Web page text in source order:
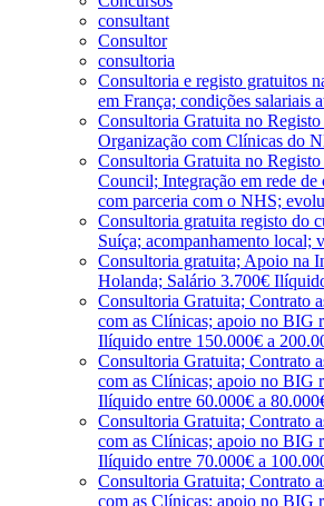
consultant
Consultor
consultoria
Consultoria e registo gratuitos
em França; condições salariais
Consultoria Gratuita no
Organização com Clínicas do
Consultoria Gratuita no
Council; Integração em rede
com parceria com o NHS;
Consultoria gratuita registo do
Suíça; acompanhamento local;
Consultoria gratuita; Apoio na
Holanda; Salário 3.700€
Consultoria Gratuita; Contrato
com as Clínicas; apoio no BIG
Ilíquido entre 150.000€ a
Consultoria Gratuita; Contrato
com as Clínicas; apoio no BIG
Ilíquido entre 60.000€ a
Consultoria Gratuita; Contrato
com as Clínicas; apoio no BIG
Ilíquido entre 70.000€ a
Consultoria Gratuita; Contrato
com as Clínicas; apoio no BIG